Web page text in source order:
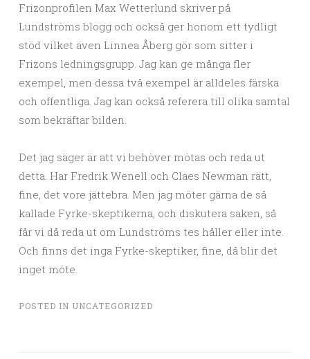
Frizonprofilen Max Wetterlund skriver på
Lundströms blogg och också ger honom ett tydligt
stöd vilket även Linnea Åberg gör som sitter i
Frizons ledningsgrupp. Jag kan ge många fler
exempel, men dessa två exempel är alldeles färska
och offentliga. Jag kan också referera till olika samtal
som bekräftar bilden.
Det jag säger är att vi behöver mötas och reda ut
detta. Har Fredrik Wenell och Claes Newman rätt,
fine, det vore jättebra. Men jag möter gärna de så
kallade Fyrke-skeptikerna, och diskutera saken, så
får vi då reda ut om Lundströms tes håller eller inte.
Och finns det inga Fyrke-skeptiker, fine, då blir det
inget möte.
POSTED IN UNCATEGORIZED